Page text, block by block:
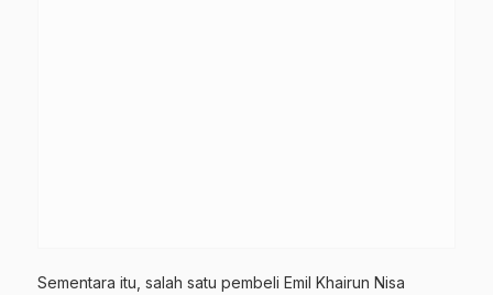
Sementara itu, salah satu pembeli Emil Khairun Nisa